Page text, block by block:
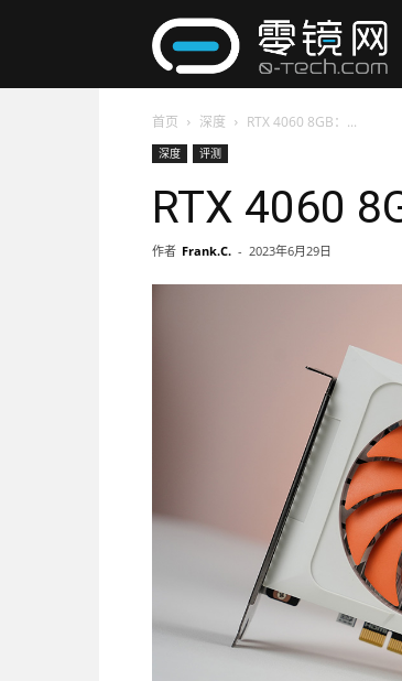
首页 深度 RTX 4060 8GB：...
深度 评测
RTX 4060
作者 Frank.C. - 2023年6月29日